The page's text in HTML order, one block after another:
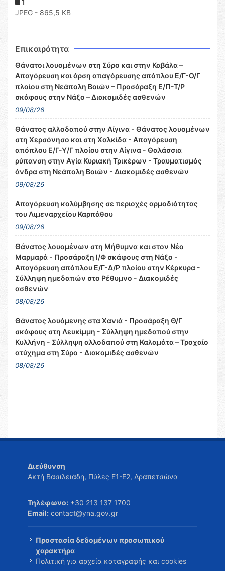
1
JPEG - 865,5 KB
Επικαιρότητα
Θάνατοι λουομένων στη Σύρο και στην Καβάλα –
Απαγόρευση και άρση απαγόρευσης απόπλου Ε/Γ-Ο/Γ
πλοίου στη Νεάπολη Βοιών – Προσάραξη Ε/Π-Τ/Ρ
σκάφους στην Νάξο – Διακομιδές ασθενών
09/08/26
Θάνατος αλλοδαπού στην Αίγινα - Θάνατος λουομένων
στη Χερσόνησο και στη Χαλκίδα - Απαγόρευση
απόπλου Ε/Γ-Υ/Γ πλοίου στην Αίγινα - Θαλάσσια
ρύπανση στην Αγία Κυριακή Τρικέρων - Τραυματισμός
άνδρα στη Νεάπολη Βοιών - Διακομιδές ασθενών
09/08/26
Απαγόρευση κολύμβησης σε περιοχές αρμοδιότητας
του Λιμεναρχείου Καρπάθου
09/08/26
Θάνατος λουομένων στη Μήθυμνα και στον Νέο
Μαρμαρά - Προσάραξη Ι/Φ σκάφους στη Νάξο -
Απαγόρευση απόπλου Ε/Γ-Δ/Ρ πλοίου στην Κέρκυρα -
Σύλληψη ημεδαπών στο Ρέθυμνο - Διακομιδές
ασθενών
08/08/26
Θάνατος λουόμενης στα Χανιά - Προσάραξη Θ/Γ
σκάφους στη Λευκίμμη - Σύλληψη ημεδαπού στην
Κυλλήνη - Σύλληψη αλλοδαπού στη Καλαμάτα – Τροχαίο
ατύχημα στη Σύρο - Διακομιδές ασθενών
08/08/26
Διεύθυνση
Ακτή Βασιλειάδη, Πύλες Ε1-Ε2, Δραπετσώνα
Τηλέφωνο: +30 213 137 1700
Email: contact@yna.gov.gr
Προστασία δεδομένων προσωπικού
χαρακτήρα
Πολιτική για αρχεία καταγραφής και cookies